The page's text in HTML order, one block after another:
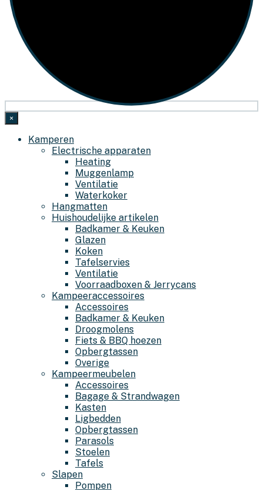
×
Kamperen
Electrische apparaten
Heating
Muggenlamp
Ventilatie
Waterkoker
Hangmatten
Huishoudelijke artikelen
Badkamer & Keuken
Glazen
Koken
Tafelservies
Ventilatie
Voorraadboxen & Jerrycans
Kampeeraccessoires
Accessoires
Badkamer & Keuken
Droogmolens
Fiets & BBQ hoezen
Opbergtassen
Overige
Kampeermeubelen
Accessoires
Bagage & Strandwagen
Kasten
Ligbedden
Opbergtassen
Parasols
Stoelen
Tafels
Slapen
Pompen